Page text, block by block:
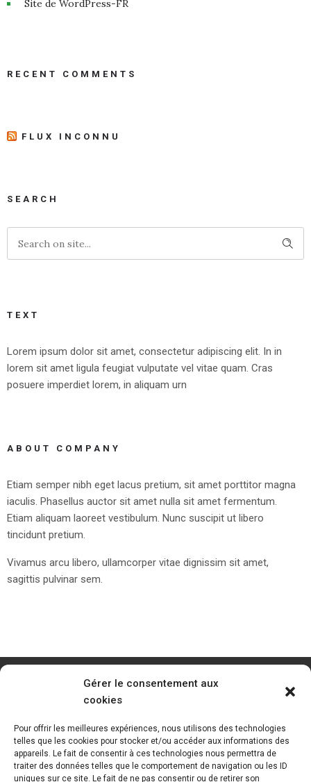
Gérer le consentement aux
cookies
Pour offrir les meilleures expériences, nous utilisons des technologies
telles que les cookies pour stocker et/ou accéder aux informations des
appareils. Le fait de consentir à ces technologies nous permettra de
traiter des données telles que le comportement de navigation ou les ID
uniques sur ce site. Le fait de ne pas consentir ou de retirer son
Site de WordPress-FR
RECENT COMMENTS
FLUX INCONNU
SEARCH
TEXT
Lorem ipsum dolor sit amet, consectetur adipiscing elit. In in
lorem sit amet ligula feugiat vulputate vel vitae quam. Cras
posuere imperdiet lorem, in aliquam urn
ABOUT COMPANY
Etiam semper nibh eget lacus pretium, sit amet porttitor magna
iaculis. Phasellus auctor sit amet nulla sit amet fermentum.
Etiam aliquam laoreet vestibulum. Nunc suscipit ut libero
tincidunt pretium.
Vivamus arcu libero, ullamcorper vitae dignissim sit amet,
sagittis pulvinar sem.